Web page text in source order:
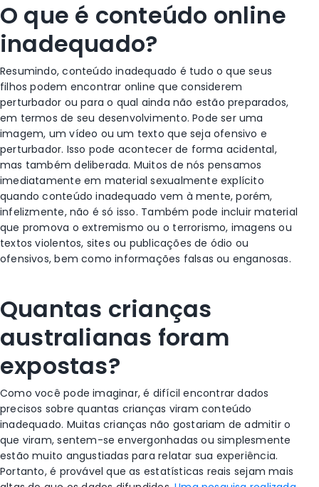
O que é conteúdo online
inadequado?
Resumindo, conteúdo inadequado é tudo o que seus
filhos podem encontrar online que considerem
perturbador ou para o qual ainda não estão preparados,
em termos de seu desenvolvimento. Pode ser uma
imagem, um vídeo ou um texto que seja ofensivo e
perturbador. Isso pode acontecer de forma acidental,
mas também deliberada. Muitos de nós pensamos
imediatamente em material sexualmente explícito
quando conteúdo inadequado vem à mente, porém,
infelizmente, não é só isso. Também pode incluir material
que promova o extremismo ou o terrorismo, imagens ou
textos violentos, sites ou publicações de ódio ou
ofensivos, bem como informações falsas ou enganosas.
Quantas crianças
australianas foram
expostas?
Como você pode imaginar, é difícil encontrar dados
precisos sobre quantas crianças viram conteúdo
inadequado. Muitas crianças não gostariam de admitir o
que viram, sentem-se envergonhadas ou simplesmente
estão muito angustiadas para relatar sua experiência.
Portanto, é provável que as estatísticas reais sejam mais